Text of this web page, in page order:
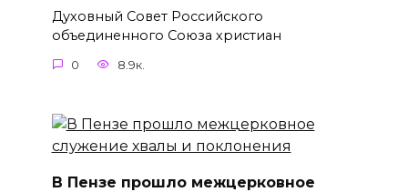
Духовный Совет Российского
объединенного Союза христиан
0 8.9к.
В Пензе прошло межцерковное